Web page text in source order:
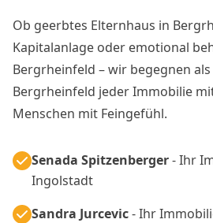
Ob geerbtes Elternhaus in
Kapitalanlage oder emotional
Bergrheinfeld – wir begegnen
Bergrheinfeld jeder Immobilie
Menschen mit Feingefühl.
Senada Spitzenberger- Ihr
Ingolstadt
Sandra Jurcevic- Ihr